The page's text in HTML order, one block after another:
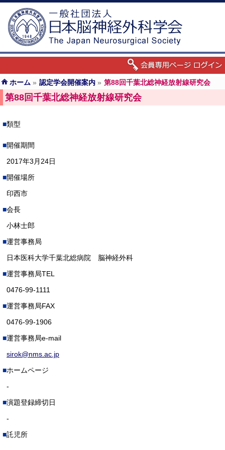
ホーム » 認定学会開催案内 » 第88回千葉北総神経放射線研究会
第88回千葉北総神経放射線研究会
類型
開催期間
2017年3月24日
開催場所
印西市
会長
小林士郎
運営事務局
日本医科大学千葉北総病院 脳神経外科
運営事務局TEL
0476-99-1111
運営事務局FAX
0476-99-1906
運営事務局e-mail
sirok@nms.ac.jp
ホームページ
-
演題登録締切日
-
託児所